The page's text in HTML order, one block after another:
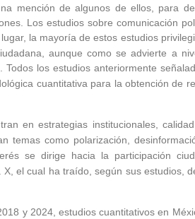
mención de algunos de ellos, para
Los estudios sobre comunicación
la mayoría de estos estudios
aunque como se advierte a
Todos los estudios anteriormente
cuantitativa para la obtención de
en estrategias institucionales,
temas como polarización,
se dirige hacia la participación
el cual ha traído, según sus estudios,
y 2024, estudios cuantitativos en